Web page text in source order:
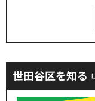
世田谷区を知る